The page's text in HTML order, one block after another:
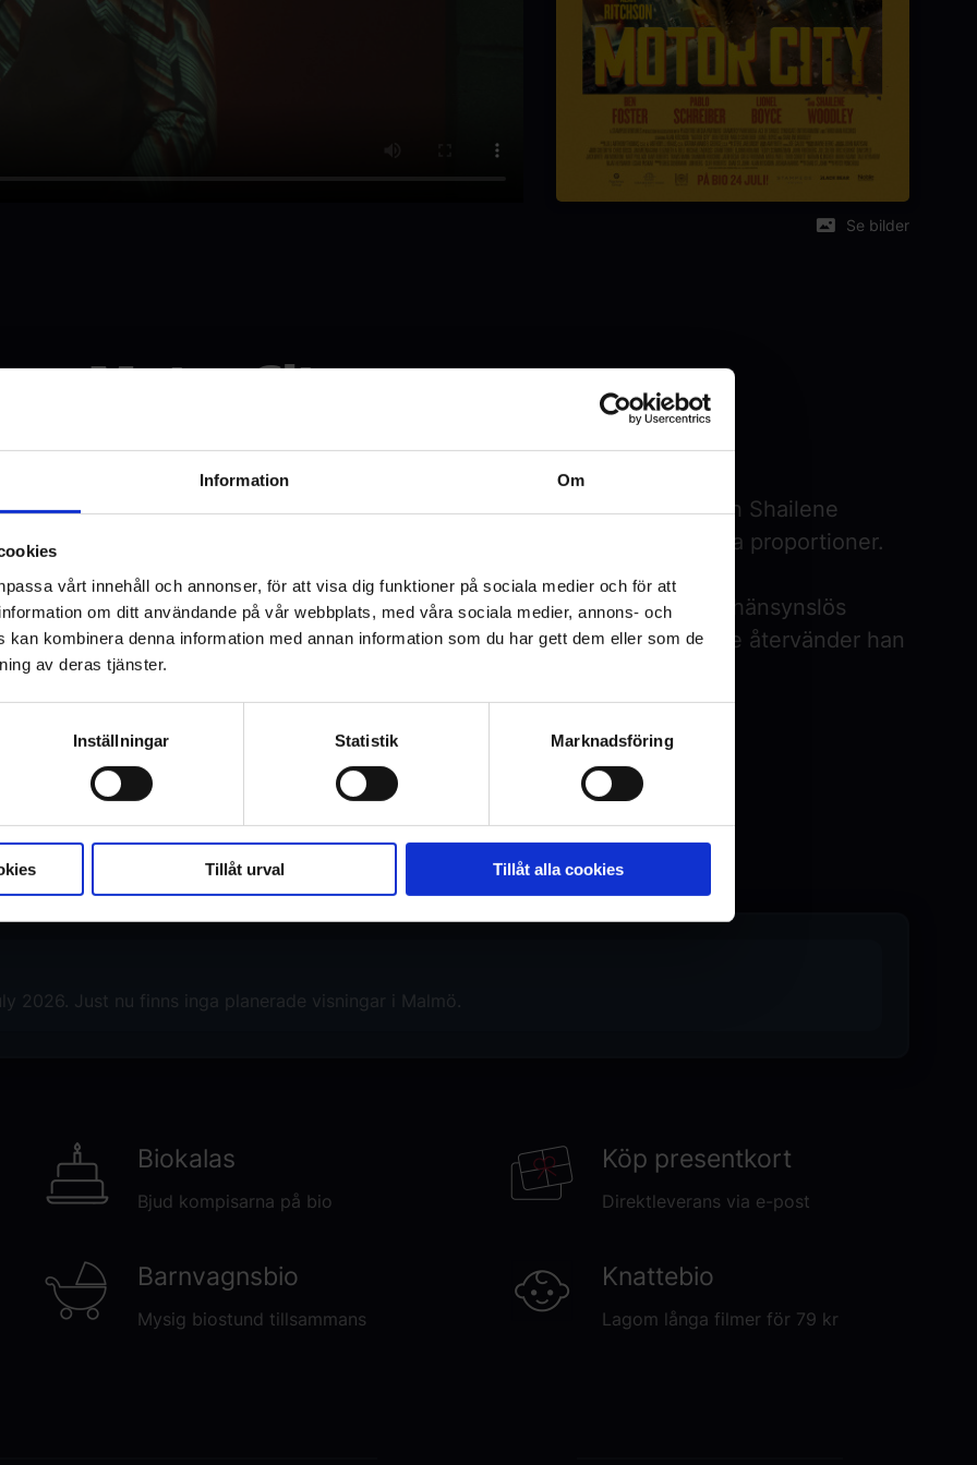
Information Om
vårt innehåll och annonser, för att visa dig funktioner på sociala medier och för att
om ditt användande på vår webbplats, med våra sociala medier, annons- och
kan kombinera denna information med annan information som du har gett dem eller som de
av deras tjänster.
Inställningar Statistik Marknadsföring
Tillåt urval Tillåt alla cookies
Se bilder
Motor City
Se den i Malmö
Actionthrillern MOTOR CITY med Ben Foster, Alan Ritchson och Shailene
Woodley, hyllas för sin stilistiska stil och actionscener av episka proportioner.
I 1970-talets Detroit blir en arbetarklassromantiker lurad av en hänsynslös
gangster efter att ha blivit kär i hans flickvän. Efter år i fängelse återvänder han
med bara ett uppdrag: Hämnd.?
2026. Just nu finns inga planerade visningar i Malmö.
Biokalas
Bjud kompisarna på bio
Köp presentkort
Direktleverans via e-post
Barnvagnsbio
Mysig biostund tillsammans
Knattebio
Lagom långa filmer för 79 kr